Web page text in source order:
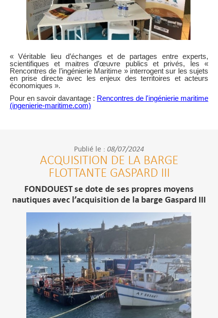
« Véritable lieu d’échanges et de partages entre experts,
scientifiques et maitres d’œuvre publics et privés, les «
Rencontres de l’ingénierie Maritime » interrogent sur les sujets
en prise directe avec les enjeux des territoires et acteurs
économiques ».
Pour en savoir davantage : Rencontres de l'ingénierie maritime
(ingenierie-maritime.com)
Publié le : 08/07/2024
ACQUISITION DE LA BARGE
FLOTTANTE GASPARD III
FONDOUEST se dote de ses propres moyens
nautiques avec l’acquisition de la barge Gaspard III